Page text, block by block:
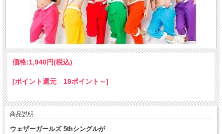
価格:1,940円(税込)
[ポイント還元 19ポイント～]
商品説明
ウェザーガールズ 5thシングルが